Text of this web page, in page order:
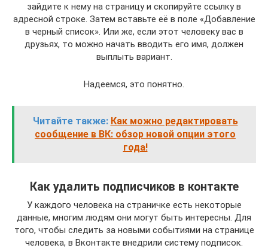
зайдите к нему на страницу и скопируйте ссылку в
адресной строке. Затем вставьте её в поле «Добавление
в черный список». Или же, если этот человеку вас в
друзьях, то можно начать вводить его имя, должен
выплыть вариант.
Надеемся, это понятно.
Читайте также: Как можно редактировать
сообщение в ВК: обзор новой опции этого
года!
Как удалить подписчиков в контакте
У каждого человека на страничке есть некоторые
данные, многим людям они могут быть интересны. Для
того, чтобы следить за новыми событиями на странице
человека, в Вконтакте внедрили систему подписок.